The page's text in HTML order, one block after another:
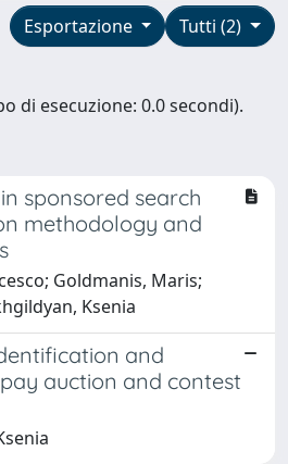
Tutti (2)
Esportazione
di esecuzione: 0.0 secondi).
sponsored search
methodology and
Goldmanis, Maris;
Ksenia
and
auction and contest